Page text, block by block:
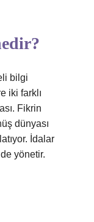
bilgi
iki farklı
Fikrin
dünyası
İdalar
yönetir.